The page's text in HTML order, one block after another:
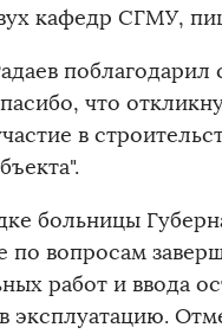
кафедр СГМУ,
поблагодарил
что
в
больницы
по вопросам
работ и ввода
эксплуатацию.